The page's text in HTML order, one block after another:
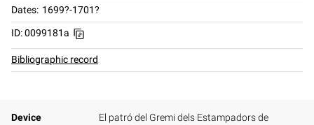
Dates 1699?-1701?
ID: 0099181a
Bibliographic record
Device
El patró del Gremi dels Estampadors de